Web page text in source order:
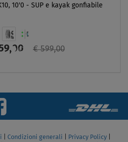
10'0 - SUP e kayak gonfiabile
€ 599,00
Condizioni generali Privacy Policy